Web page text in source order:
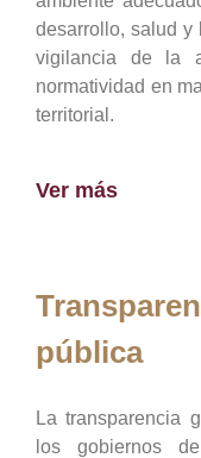
desarrollo, salud y
vigilancia de la
normatividad en
territorial.
Ver más
pública
La transparencia
los gobiernos